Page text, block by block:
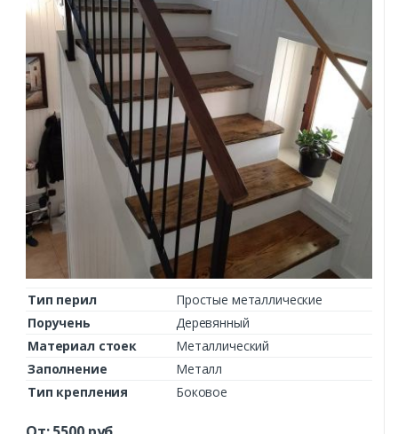
Тип перил
Простые металлические
Поручень
Деревянный
Материал стоек
Металлический
Заполнение
Металл
Тип крепления
Боковое